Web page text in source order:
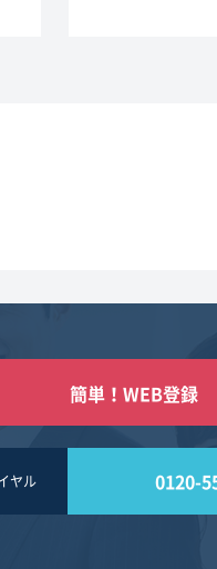
簡単！WEB登録
ヤル 0120-